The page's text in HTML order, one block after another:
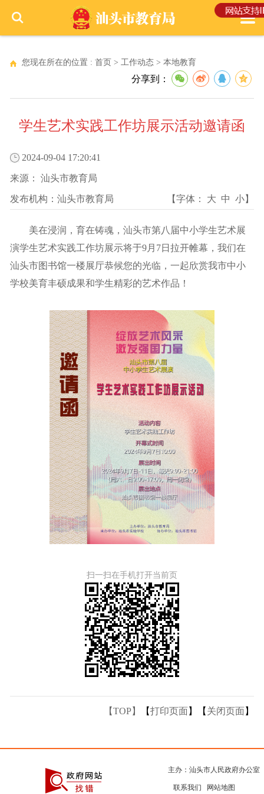
您现在所在的位置 : 首页 > 工作动态 > 本地教育
分享到：
学生艺术实践工作坊展示活动邀请函
2024-09-04 17:20:41
来源： 汕头市教育局
发布机构： 汕头市教育局 【字体： 大 中 小】
美在浸润，育在铸魂，汕头市第八届中小学生艺术展
演学生艺术实践工作坊展示将于9月7日拉开帷幕，我们在
汕头市图书馆一楼展厅恭候您的光临，一起欣赏我市中小
学校美育丰硕成果和学生精彩的艺术作品！
扫一扫在手机打开当前页
【TOP】 【打印页面】【 关闭页面】
主办：汕头市人民政府办公
联系我们 网站地图